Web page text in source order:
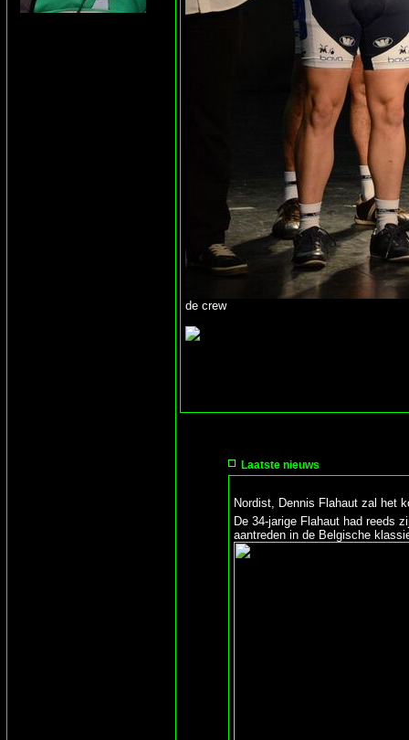
de crew
Laatste nieuws
Nordist, Dennis Flahaut zal het
De 34-jarige Flahaut had reeds
aantreden in de Belgische